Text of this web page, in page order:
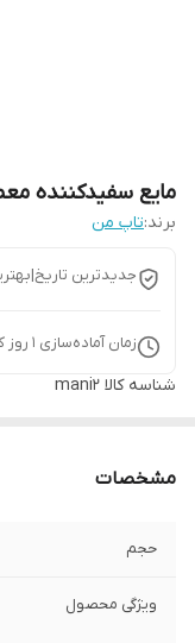
مایع سفیدکننده
برند:تاپ من
جدیدترین
زمان آماده‌سازی 1 روز
شناسه کالا mani2
مشخصات
حجم
ویژگی محصول